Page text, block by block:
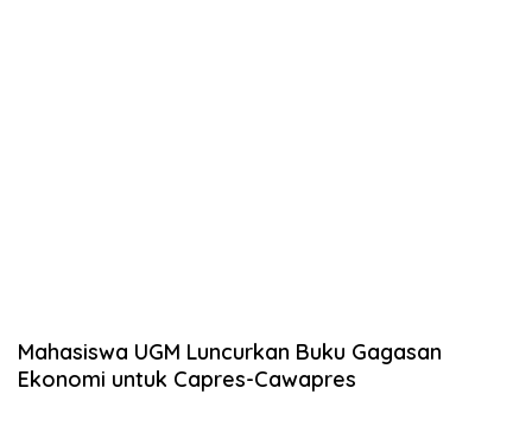
Mahasiswa UGM Luncurkan Buku Gagasan
Ekonomi untuk Capres-Cawapres